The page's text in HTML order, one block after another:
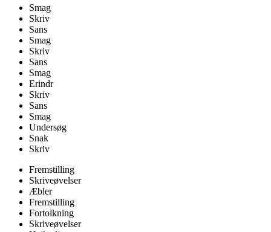
Smag
Skriv
Sans
Smag
Skriv
Sans
Smag
Erindr
Skriv
Sans
Smag
Undersøg
Snak
Skriv
Fremstilling
Skriveøvelser
Æbler
Fremstilling
Fortolkning
Skriveøvelser